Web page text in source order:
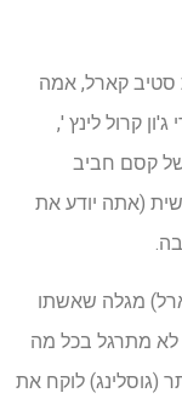
קארל, אמה
ג'ון קרול לינץ ',
של קסם חביב
(אתה יודע את
מגלה שאשתו
לא מתרגל בכל מה
(גוסלינג) לוקח את